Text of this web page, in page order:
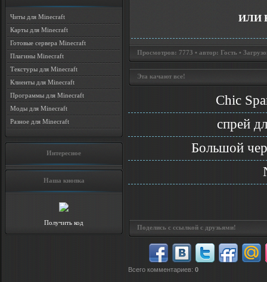
Читы для Minecraft
Карты для Minecraft
Готовые сервера Minecraft
Плагины Minecraft
Текстуры для Minecraft
Клиенты для Minecraft
Программы для Minecraft
Моды для Minecraft
Разное для Minecraft
Интересное
Наша кнопка
Получить код
ИЛИ
Просмотров: 7773 • автор: Гость •
Эта качают все!
Chic
спрей
Большой
Поделись с ссылкой с друзьями!
Всего комментариев: 0